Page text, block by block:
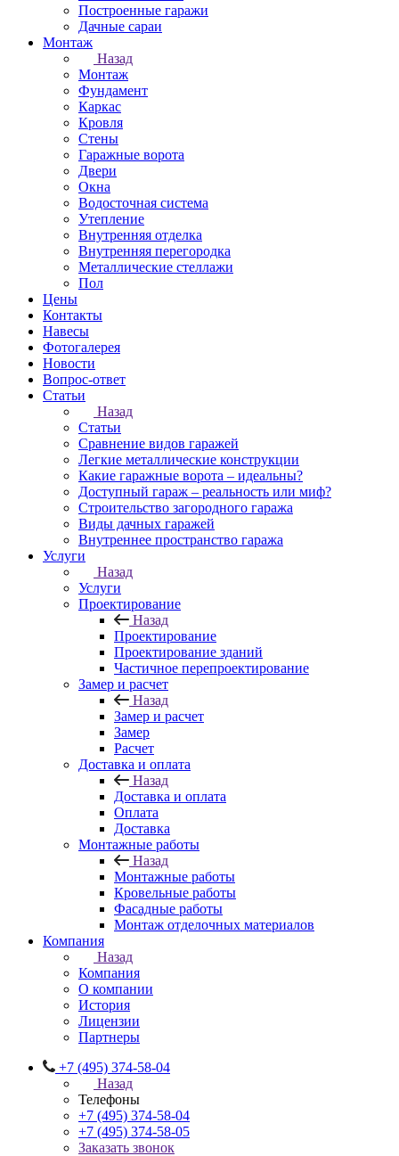
Построенные гаражи
Дачные сараи
Монтаж
Назад
Монтаж
Фундамент
Каркас
Кровля
Стены
Гаражные ворота
Двери
Окна
Водосточная система
Утепление
Внутренняя отделка
Внутренняя перегородка
Металлические стеллажи
Пол
Цены
Контакты
Навесы
Фотогалерея
Новости
Вопрос-ответ
Статьи
Назад
Статьи
Сравнение видов гаражей
Легкие металлические конструкции
Какие гаражные ворота – идеальны?
Доступный гараж – реальность или миф?
Строительство загородного гаража
Виды дачных гаражей
Внутреннее пространство гаража
Услуги
Назад
Услуги
Проектирование
Назад
Проектирование
Проектирование зданий
Частичное перепроектирование
Замер и расчет
Назад
Замер и расчет
Замер
Расчет
Доставка и оплата
Назад
Доставка и оплата
Оплата
Доставка
Монтажные работы
Назад
Монтажные работы
Кровельные работы
Фасадные работы
Монтаж отделочных материалов
Компания
Назад
Компания
О компании
История
Лицензии
Партнеры
+7 (495) 374-58-04
Назад
Телефоны
+7 (495) 374-58-04
+7 (495) 374-58-05
Заказать звонок